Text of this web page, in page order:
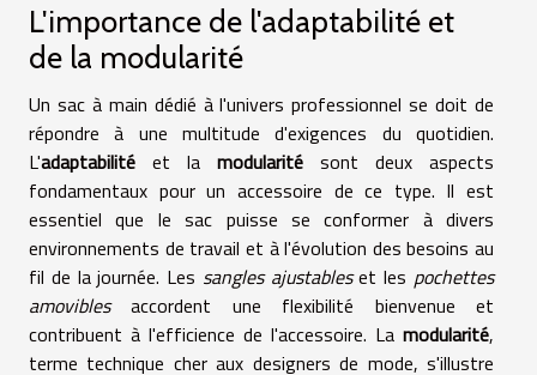
L'importance de l'adaptabilité et
de la modularité
Un sac à main dédié à l'univers professionnel se doit de
répondre à une multitude d'exigences du quotidien.
L'adaptabilité et la modularité sont deux aspects
fondamentaux pour un accessoire de ce type. Il est
essentiel que le sac puisse se conformer à divers
environnements de travail et à l'évolution des besoins au
fil de la journée. Les sangles ajustableset les pochettes
amoviblesaccordent une flexibilité bienvenue et
contribuent à l'efficience de l'accessoire. La modularité,
terme technique cher aux designers de mode, s'illustre